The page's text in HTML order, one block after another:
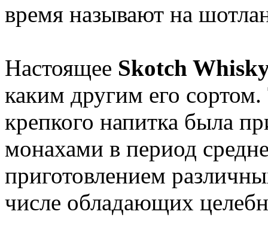
время называют на
Настоящее Skotch
каким другим его сортом.
крепкого напитка была
монахами в период
приготовлением
числе обладающих